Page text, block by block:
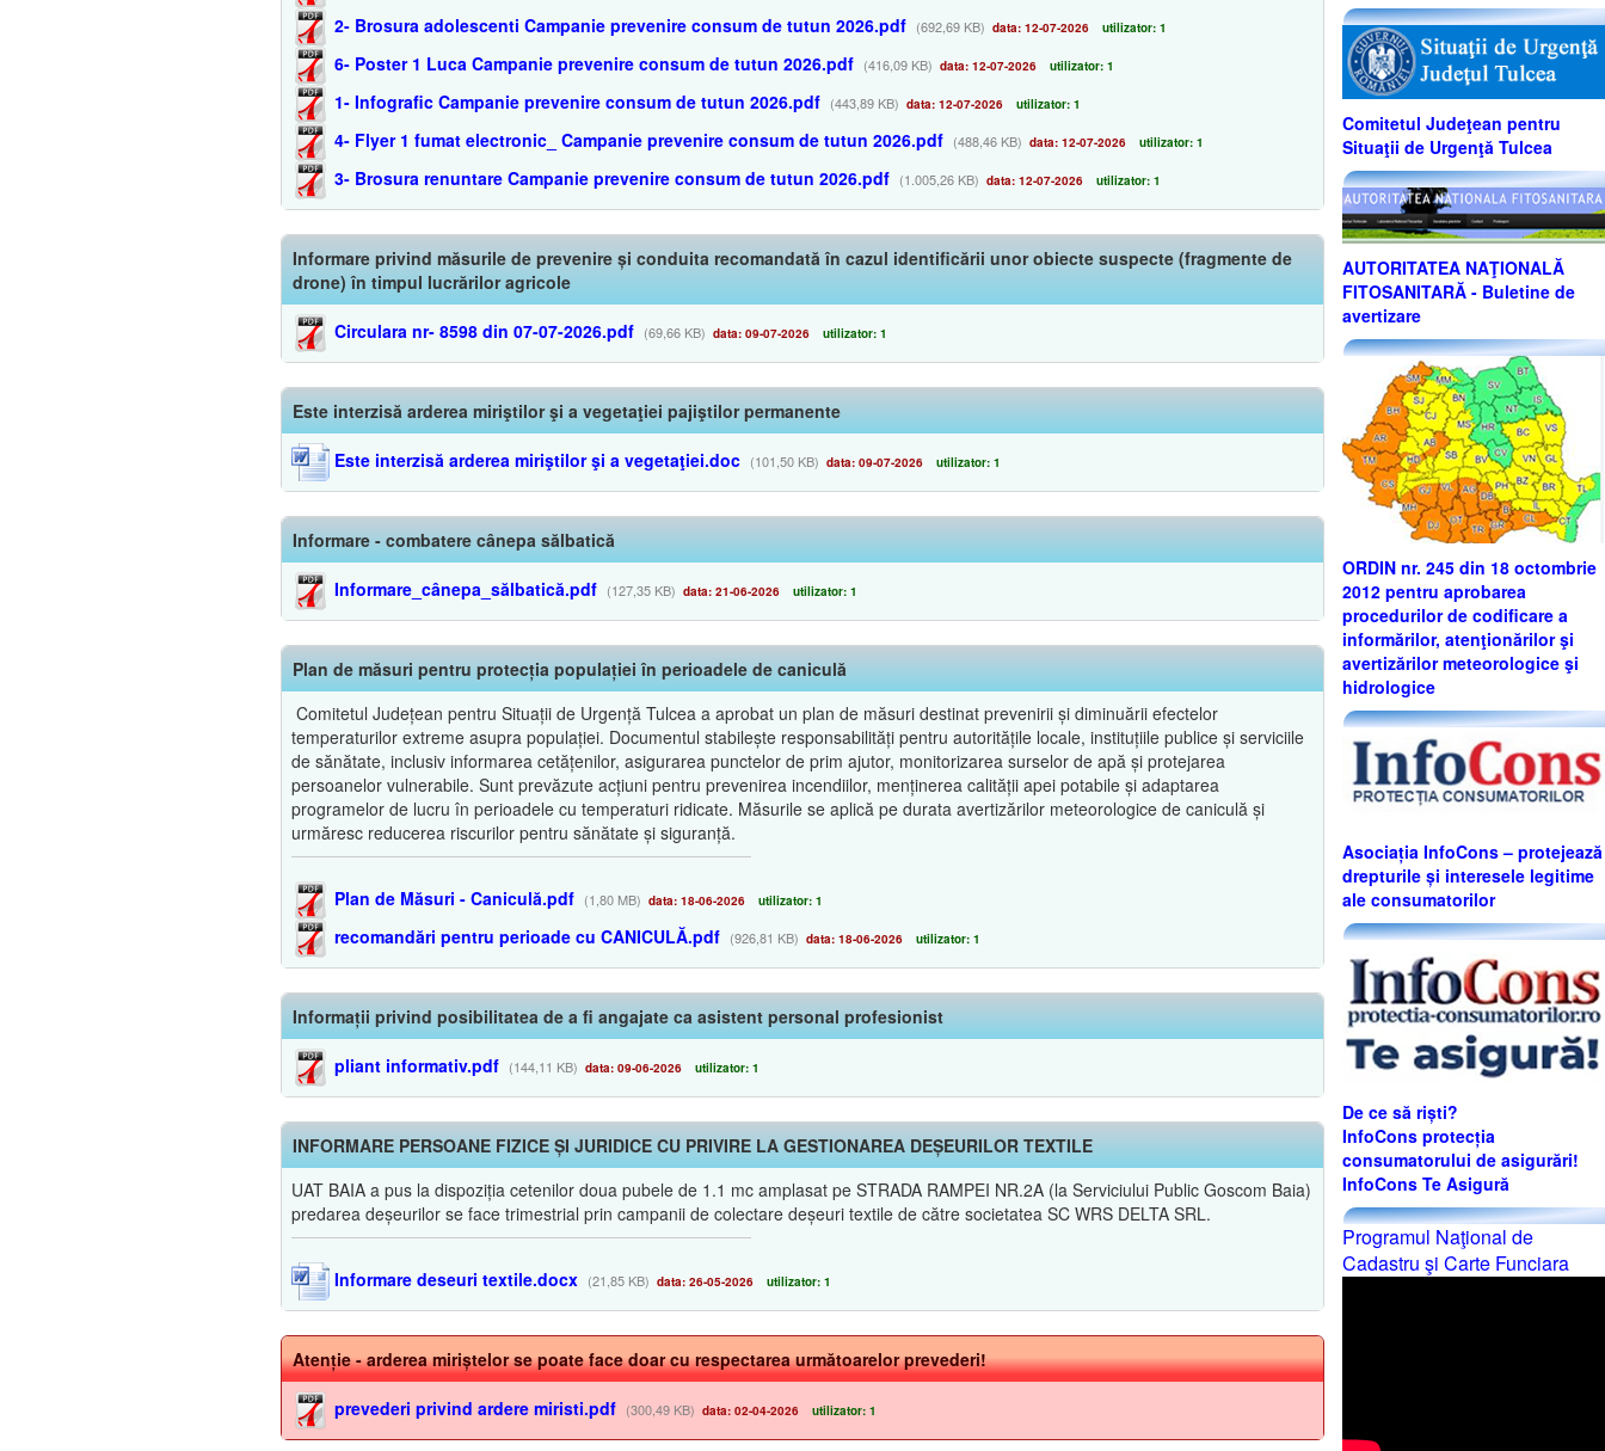
2- Brosura adolescenti Campanie prevenire consum de tutun 2026.pdf (692,69 KB) data: 12-07-2026 utilizator: 1
6- Poster 1 Luca Campanie prevenire consum de tutun 2026.pdf (416,09 KB) data: 12-07-2026 utilizator: 1
1- Infografic Campanie prevenire consum de tutun 2026.pdf (443,89 KB) data: 12-07-2026 utilizator: 1
4- Flyer 1 fumat electronic_ Campanie prevenire consum de tutun 2026.pdf (488,46 KB) data: 12-07-2026 utilizator: 1
3- Brosura renuntare Campanie prevenire consum de tutun 2026.pdf (1.005,26 KB) data: 12-07-2026 utilizator: 1
Informare privind măsurile de prevenire și conduita recomandată în cazul identificării unor obiecte suspecte (fragmente de
drone) în timpul lucrărilor agricole
Circulara nr- 8598 din 07-07-2026.pdf (69,66 KB) data: 09-07-2026 utilizator: 1
Este interzisă arderea miriştilor şi a vegetaţiei pajiştilor permanente
Este interzisă arderea miriştilor şi a vegetaţiei.doc (101,50 KB) data: 09-07-2026 utilizator: 1
Informare - combatere cânepa sălbatică
Informare_cânepa_sălbatică.pdf (127,35 KB) data: 21-06-2026 utilizator: 1
Plan de măsuri pentru protecția populației în perioadele de caniculă
Comitetul Județean pentru Situații de Urgență Tulcea a aprobat un plan de măsuri destinat prevenirii și diminuării efectelor
temperaturilor extreme asupra populației. Documentul stabilește responsabilități pentru autoritățile locale, instituțiile publice și serviciile
de sănătate, inclusiv informarea cetățenilor, asigurarea punctelor de prim ajutor, monitorizarea surselor de apă și protejarea
persoanelor vulnerabile. Sunt prevăzute acțiuni pentru prevenirea incendiilor, menținerea calității apei potabile și adaptarea
programelor de lucru în perioadele cu temperaturi ridicate. Măsurile se aplică pe durata avertizărilor meteorologice de caniculă și
urmăresc reducerea riscurilor pentru sănătate și siguranță.
Plan de Măsuri - Caniculă.pdf (1,80 MB) data: 18-06-2026 utilizator: 1
recomandări pentru perioade cu CANICULĂ.pdf (926,81 KB) data: 18-06-2026 utilizator: 1
Informații privind posibilitatea de a fi angajate ca asistent personal profesionist
pliant informativ.pdf (144,11 KB) data: 09-06-2026 utilizator: 1
INFORMARE PERSOANE FIZICE ȘI JURIDICE CU PRIVIRE LA GESTIONAREA DEȘEURILOR TEXTILE
UAT BAIA a pus la dispoziția cetenilor doua pubele de 1.1 mc amplasat pe STRADA RAMPEI NR.2A (la Serviciului Public Goscom Baia)
predarea deșeurilor se face trimestrial prin campanii de colectare deșeuri textile de către societatea SC WRS DELTA SRL.
Informare deseuri textile.docx (21,85 KB) data: 26-05-2026 utilizator: 1
Atenție - arderea miriștelor se poate face doar cu respectarea următoarelor prevederi!
prevederi privind ardere miristi.pdf (300,49 KB) data: 02-04-2026 utilizator: 1
Comitetul Judeţean pentru
Situaţii de Urgenţă Tulcea
AUTORITATEA NAŢIONALĂ
FITOSANITARĂ - Buletine de
avertizare
ORDIN nr. 245 din 18 octombrie
2012 pentru aprobarea
procedurilor de codificare a
informărilor, atenţionărilor şi
avertizărilor meteorologice şi
hidrologice
Asociația InfoCons – protejează
drepturile și interesele legitime
ale consumatorilor
De ce să riști?
InfoCons protecția
consumatorului de asigurări!
InfoCons Te Asigură
Programul Naţional de
Cadastru şi Carte Funciara